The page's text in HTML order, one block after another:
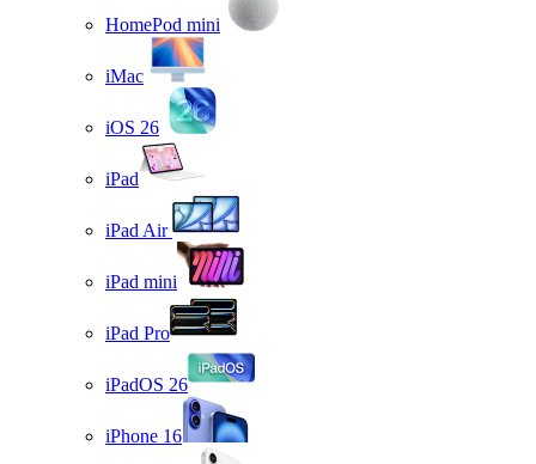
HomePod mini
iMac
iOS 26
iPad
iPad Air
iPad mini
iPad Pro
iPadOS 26
iPhone 16